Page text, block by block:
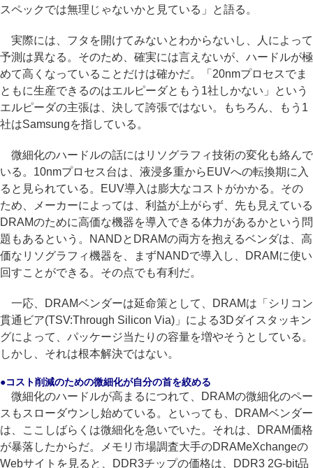
スペックでは無理じゃないかと見ている」と語る。
実際には、フタを開けてみないとわからないし、人によって
予測は異なる。そのため、確実には言えないが、ハードルが極
めて高くなっていることだけは確かだ。「20nmプロセスでま
ともに生産できるのはエルピーダともう1社しかない」という
エルピーダの主張は、決して誇張ではない。もちろん、もう1
社はSamsungを指している。
微細化のハードルの話にはリソグラフィ技術の変化も絡んで
いる。10nmプロセス台は、液浸多重からEUVへの転換期に入
ると見られている。EUV導入は膨大なコストがかかる。その
ため、メーカーによっては、利益が上がらず、先も見えている
DRAMのために高価な機器を導入できる体力があるかという問
題もあるという。NANDとDRAMの両方を抱えるベンダは、高
価なリソグラフィ機器を、まずNANDで導入し、DRAMに使い
回すことができる。その点でも有利だ。
一応、DRAMベンダーは延命策として、DRAMは「シリコン
貫通ビア(TSV:Through Silicon Via)」による3Dダイスタッキン
グによって、パッケージ当たりの容量を増やそうとしている。
しかし、それは根本解決ではない。
●コスト削減のための微細化が自分の首を絞める
微細化のハードルが高まるにつれて、DRAMの微細化のペー
スもスローダウンし始めている。といっても、DRAMベンダー
は、ここしばらくは微細化を急いでいた。それは、DRAM価格
が暴落したからだ。メモリ市場調査大手のDRAMeXchangeの
Webサイトを見ると、DDR3チップの価格は、DDR3 2G-bit品